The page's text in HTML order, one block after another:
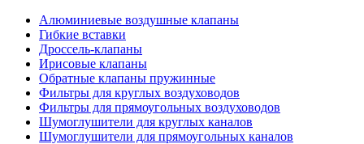
Алюминиевые воздушные клапаны
Гибкие вставки
Дроссель-клапаны
Ирисовые клапаны
Обратные клапаны пружинные
Фильтры для круглых воздуховодов
Фильтры для прямоугольных воздуховодов
Шумоглушители для круглых каналов
Шумоглушители для прямоугольных каналов